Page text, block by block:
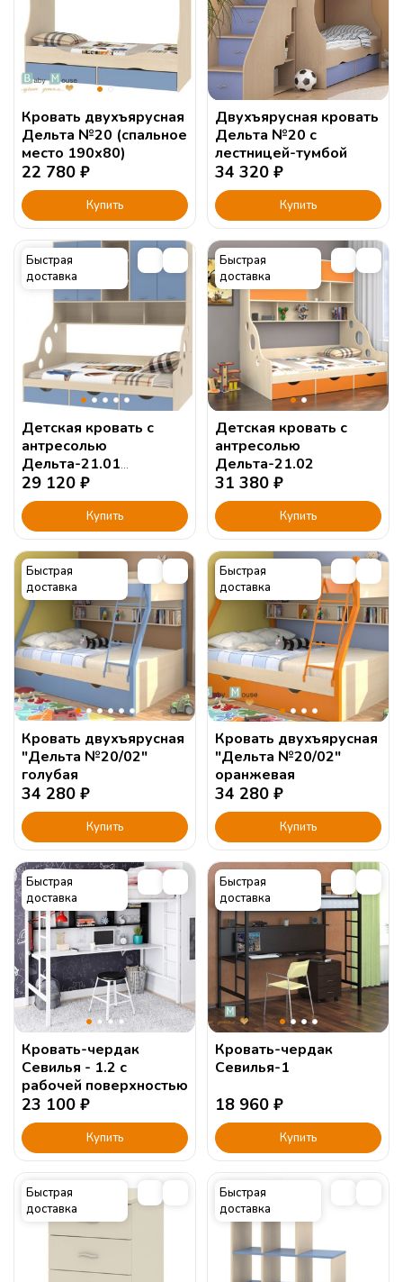
Кровать двухъярусная
Дельта №20 (спальное
место 190х80)
22 780 ₽
Купить
Двухъярусная кровать
Дельта №20 с
лестницей-тумбой
34 320 ₽
Купить
Быстрая
доставка
Детская кровать с
антресолью
Дельта-21.01
120х190см.
29 120 ₽
Купить
Быстрая
доставка
Детская кровать с
антресолью
Дельта-21.02
31 380 ₽
Купить
Быстрая
доставка
Кровать двухъярусная
"Дельта №20/02"
голубая
34 280 ₽
Купить
Быстрая
доставка
Кровать двухъярусная
"Дельта №20/02"
оранжевая
34 280 ₽
Купить
Быстрая
доставка
Кровать-чердак
Севилья - 1.2 с
рабочей поверхностью
23 100 ₽
Купить
Быстрая
доставка
Кровать-чердак
Севилья-1
18 960 ₽
Купить
Быстрая
доставка
Быстрая
доставка